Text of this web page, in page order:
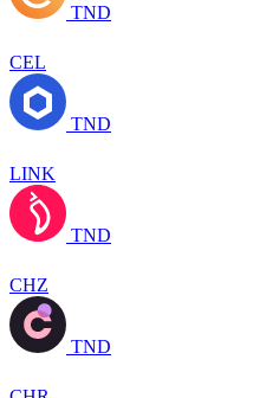
TND
CEL
TND
LINK
TND
CHZ
TND